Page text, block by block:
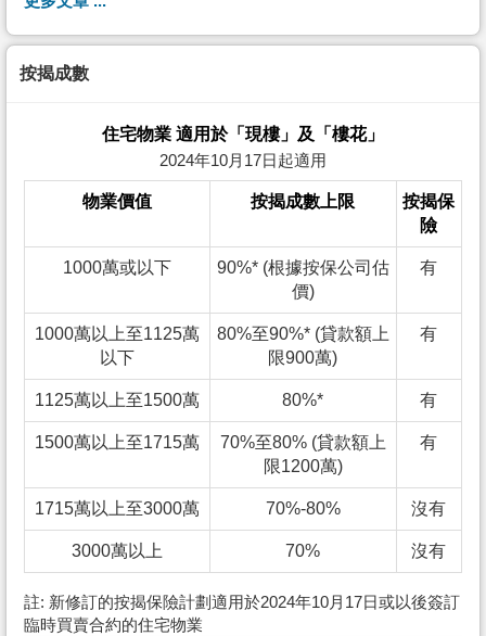
按揭成數
住宅物業 適用於「現樓」及「樓花」
2024年10月17日起適用
物業價值 按揭成數上限
按揭保
險
1000萬或以下
90%* (根據按保公司估
價)
有
1000萬以上至1125萬
以下
80%至90%* (貸款額上
限900萬)
有
1125萬以上至1500萬 80%* 有
1500萬以上至1715萬
70%至80% (貸款額上
限1200萬)
有
1715萬以上至3000萬 70%-80% 沒有
3000萬以上 70% 沒有
註: 新修訂的按揭保險計劃適用於2024年10月17日或以後簽訂
臨時買賣合約的住宅物業